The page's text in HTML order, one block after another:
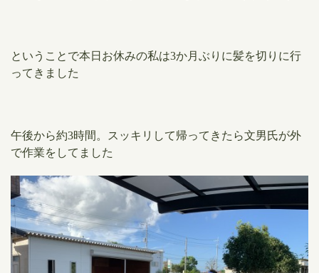
ということで本日お休みの私は3か月ぶりに髪を切りに行
ってきました
午後から約3時間。スッキリして帰ってきたら文男氏が外
で作業をしてました